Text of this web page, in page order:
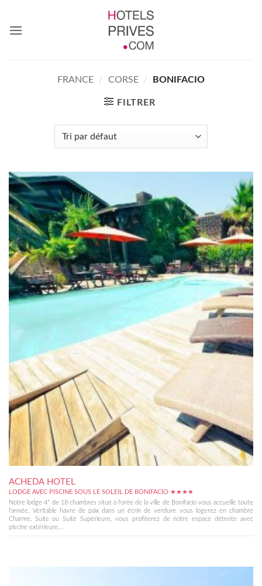
contenu
FRANCE / CORSE / BONIFACIO
FILTRER
ACHEDA HOTEL
LODGE AVEC PISCINE SOUS LE SOLEIL DE BONIFACIO ★★★★
Notre lodge 4* de 18 chambres situé à l'orée de la ville de Bonifacio vous accueille toute
l'année. Véritable havre de paix dans un écrin de verdure vous logerez en chambre
Charme, Suite ou Suite Supérieure, vous profiterez de notre espace détente avec
piscine extérieure...